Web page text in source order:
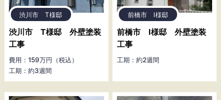
渋川市 T様邸
渋川市 T様邸 外壁塗装
工事
費用：159万円（税込）
工期：約3週間
前橋市 I様邸
前橋市 I様邸 外壁塗装
工事
工期：約2週間